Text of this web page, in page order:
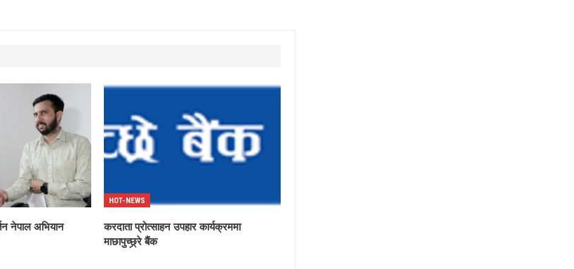
नेपाल अभियान
HOT-NEWS
करदाता प्रोत्साहन उपहार कार्यक्रममा
माछापुच्छ्र्रे बैंक